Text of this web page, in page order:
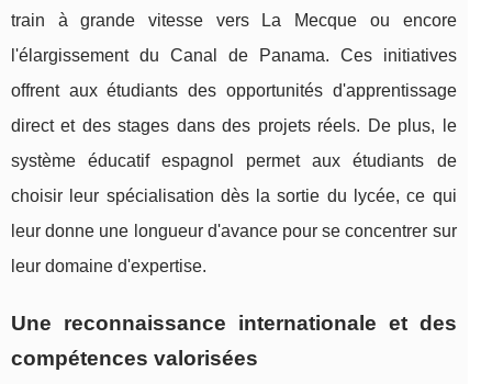
train à grande vitesse vers La Mecque ou encore
l'élargissement du Canal de Panama. Ces initiatives
offrent aux étudiants des opportunités d'apprentissage
direct et des stages dans des projets réels. De plus, le
système éducatif espagnol permet aux étudiants de
choisir leur spécialisation dès la sortie du lycée, ce qui
leur donne une longueur d'avance pour se concentrer sur
leur domaine d'expertise.
Une reconnaissance internationale et des
compétences valorisées